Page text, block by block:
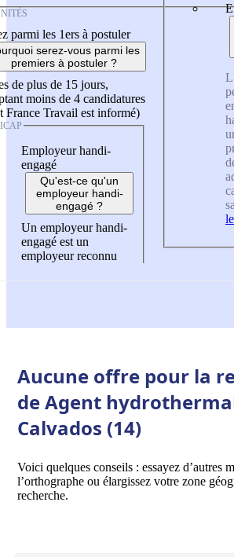
parmi les 1ers à postuler
serez-vous parmi les
premiers à postuler ?
de plus de 15 jours,
moins de 4 candidatures
France Travail est informé)
Employeur handi-
engagé
Qu'est-ce qu'un
employeur handi-
engagé ?
Un employeur handi-
engagé est un
employeur reconnu
Aucune offre pour la
de Agent
Calvados (14)
Voici quelques conseils : essayez d’autres
l’orthographe ou élargissez votre zone
recherche.